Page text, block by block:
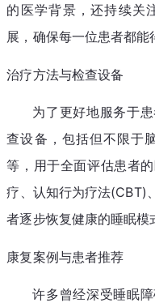
的医学背景，还持续关
展，确保每一位患者都能
治疗方法与检查设备
为了更好地服务于
查设备，包括但不限于
等，用于全面评估患者
疗、认知行为疗法(CBT)
者逐步恢复健康的睡眠模
康复案例与患者推荐
许多曾经深受睡眠